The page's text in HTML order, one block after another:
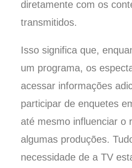
diretamente com os
transmitidos.
Isso significa que,
um programa, os
acessar informações
participar de enquetes
até mesmo influenciar o
algumas produções.
necessidade de a TV